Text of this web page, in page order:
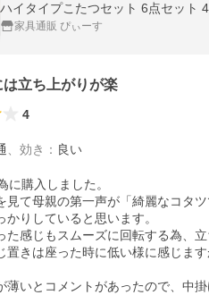
ハイタイプこたつセット 6点セット
家具通販 ぴぃーす
立ち上がりが楽
4
効き ： 良い
に購入しました。
見て母親の第一声が「綺麗なコタツ
かりしていると思います。
た感じもスムーズに回転する為、立
置きは座った時に低い様に感じま
薄いとコメントがあったので、中